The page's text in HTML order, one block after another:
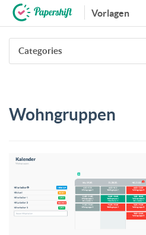
Vorlagen
+49 721 50 95 79 69
Categories
Wohngruppen